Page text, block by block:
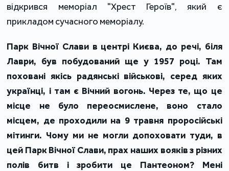
відкрився меморіал "Хрест Героїв", який є
прикладом сучасного меморіалу.
Парк Вічної Слави в центрі Києва, до речі, біля
Лаври, був побудований ще у 1957 році. Там
поховані якісь радянські військові, серед яких
українці, і там є Вічний вогонь. Через те, що це
місце не було переосмислене, воно стало
місцем, де проходили на 9 травня проросійські
мітинги. Чому ми не могли допоховати туди, в
цей Парк Вічної Слави, прах наших вояків з різних
полів битв і зробити це Пантеоном? Мені